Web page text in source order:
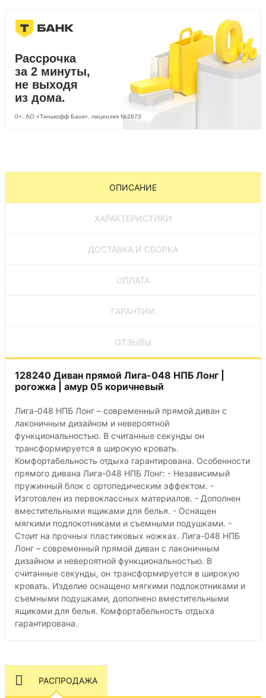
Рассрочка
за 2 минуты,
не выходя
из дома.
0+, АО «Тинькофф Банк», лицензия №2673
ОПИСАНИЕ
ХАРАКТЕРИСТИКИ
ДОСТАВКА И СБОРКА
ОПЛАТА
ГАРАНТИИ
ОТЗЫВЫ
128240 Диван прямой Лига-048 НПБ Лонг |
рогожка | амур 05 коричневый
Лига-048 НПБ Лонг – современный прямой диван с
лаконичным дизайном и невероятной
функциональностью. В считанные секунды он
трансформируется в широкую кровать.
Комфортабельность отдыха гарантирована. Особенности
прямого дивана Лига-048 НПБ Лонг: - Независимый
пружинный блок с ортопедическим эффектом. -
Изготовлен из первоклассных материалов. - Дополнен
вместительными ящиками для белья. - Оснащен
мягкими подлокотниками и съемными подушками. -
Стоит на прочных пластиковых ножках. Лига-048 НПБ
Лонг – современный прямой диван с лаконичным
дизайном и невероятной функциональностью. В
считанные секунды, он трансформируется в широкую
кровать. Изделие оснащено мягкими подлокотниками и
съемными подушками, дополнено вместительными
ящиками для белья. Комфортабельность отдыха
гарантирована.
РАСПРОДАЖА